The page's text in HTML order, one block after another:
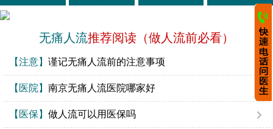
无痛人流推荐阅读（做人流前必看）
【注意】 谨记无痛人流前的注意事项
【医院】 南京无痛人流医院哪家好
【医保】 做人流可以用医保吗